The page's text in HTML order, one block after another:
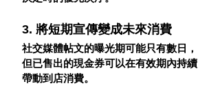
3. 將短期宣傳變成未來消費
社交媒體帖文的曝光期可能只有數日，
但已售出的現金券可以在有效期內持續
帶動到店消費。